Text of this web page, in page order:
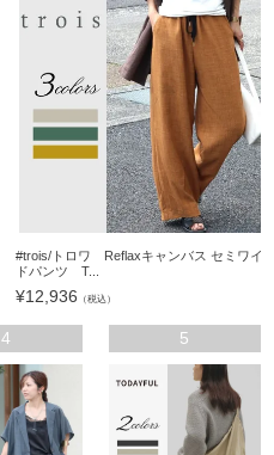
#trois/トロワ Reflaxキャンバス セミワイ
ドパンツ T...
¥12,936 （税込）
4 5